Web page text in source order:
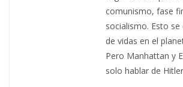
comunismo, fase
socialismo. Esto
de vidas en el
Pero Manhattan y
solo hablar de